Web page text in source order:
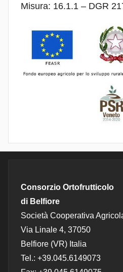
Misura: 16.1.1 – DGR
Consorzio Ortofrutticolo
di Belfiore
Società Cooperativa
Via Linale 4, 37050
Belfiore (VR) Italia
Tel.: +39.045.6149073